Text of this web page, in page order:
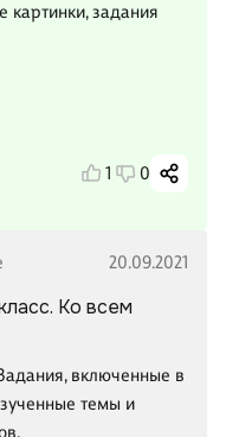
картинки, задания
1 0
20.09.2021
Ко всем
включенные в
темы и